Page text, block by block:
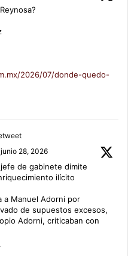
2026/07/donde-quedo-
junio 28, 2026
de gabinete dimite
ilícito
a Manuel Adorni por
de supuestos excesos,
Adorni, criticaban con